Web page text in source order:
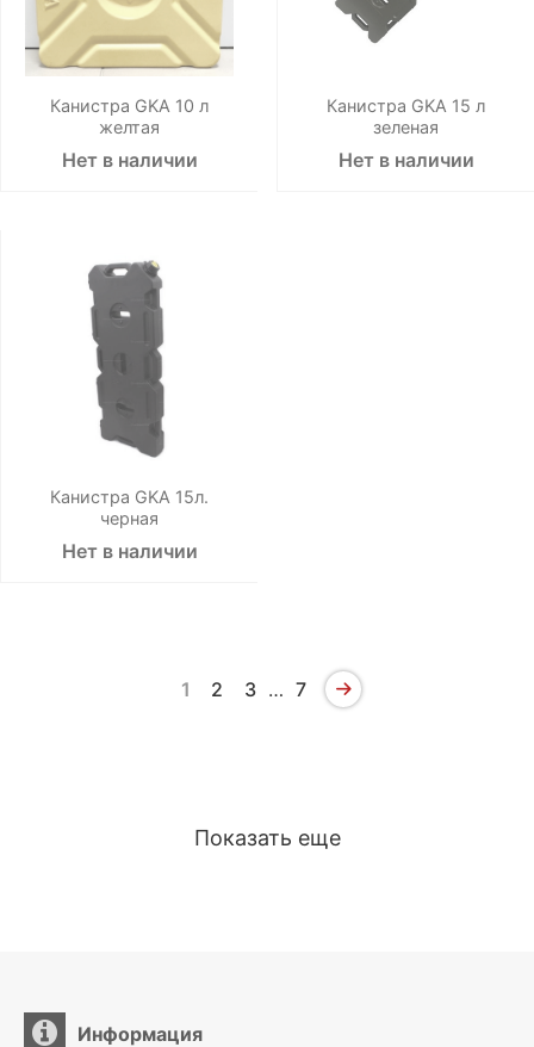
Канистра GKA 10 л
желтая
Нет в наличии
Канистра GKA 15 л
зеленая
Нет в наличии
Канистра GKA 15л.
черная
Нет в наличии
1 2 3 … 7
Показать еще
Информация